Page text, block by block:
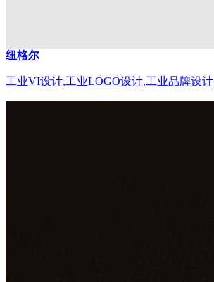
纽格尔
工业VI设计,工业LOGO设计,工业品牌设计